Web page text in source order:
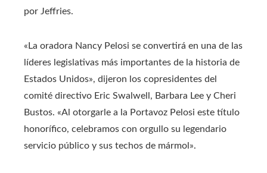
por Jeffries.
«La oradora Nancy Pelosi se convertirá en una de las
líderes legislativas más importantes de la historia de
Estados Unidos», dijeron los copresidentes del
comité directivo Eric Swalwell, Barbara Lee y Cheri
Bustos. «Al otorgarle a la Portavoz Pelosi este título
honorífico, celebramos con orgullo su legendario
servicio público y sus techos de mármol».